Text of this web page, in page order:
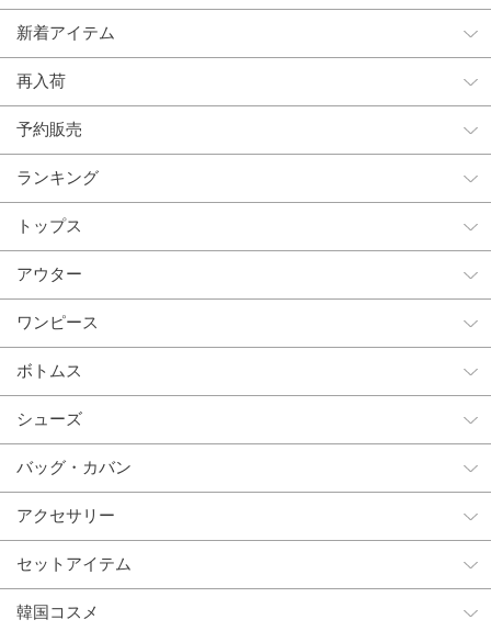
新着アイテム
再入荷
予約販売
ランキング
トップス
アウター
ワンピース
ボトムス
シューズ
バッグ・カバン
アクセサリー
セットアイテム
韓国コスメ